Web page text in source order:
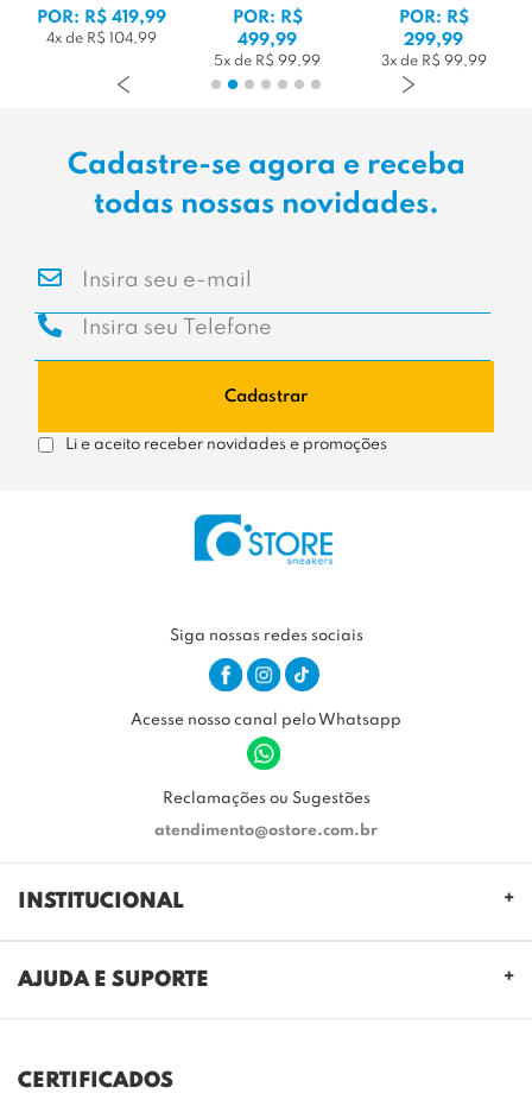
POR: R$ 419,99
4x de R$ 104,99
POR: R$
499,99
5x de R$ 99,99
POR: R$
299,99
3x de R$ 99,99
Cadastre-se agora e receba
todas nossas novidades.
Cadastrar
Li e aceito receber novidades e promoções
Siga nossas redes sociais
Acesse nosso canal pelo Whatsapp
Reclamações ou Sugestões
atendimento@ostore.com.br
INSTITUCIONAL
REGULAMENTO CASHBACK
AJUDA E SUPORTE
TROCAS E DEVOLUÇÕES
CERTIFICADOS